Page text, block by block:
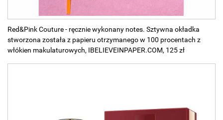
Red&Pink Couture - ręcznie wykonany notes. Sztywna okładka
stworzona została z papieru otrzymanego w 100 procentach z
włókien makulaturowych, IBELIEVEINPAPER.COM, 125 zł